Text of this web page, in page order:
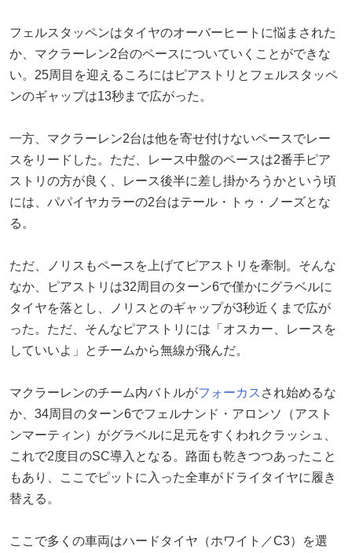
フェルスタッペンはタイヤのオーバーヒートに悩まされた
か、マクラーレン2台のペースについていくことができな
い。25周目を迎えるころにはピアストリとフェルスタッペ
ンのギャップは13秒まで広がった。
一方、マクラーレン2台は他を寄せ付けないペースでレー
スをリードした。ただ、レース中盤のペースは2番手ピア
ストリの方が良く、レース後半に差し掛かろうかという頃
には、パパイヤカラーの2台はテール・トゥ・ノーズとな
る。
ただ、ノリスもペースを上げてピアストリを牽制。そんな
なか、ピアストリは32周目のターン6で僅かにグラベルに
タイヤを落とし、ノリスとのギャップが3秒近くまで広が
った。ただ、そんなピアストリには「オスカー、レースを
していいよ」とチームから無線が飛んだ。
マクラーレンのチーム内バトルがフォーカス され始めるな
か、34周目のターン6でフェルナンド・アロンソ（アスト
ンマーティン）がグラベルに足元をすくわれクラッシュ、
これで2度目のSC導入となる。路面も乾きつつあったこと
もあり、ここでピットに入った全車がドライタイヤに履き
替える。
ここで多くの車両はハードタイヤ（ホワイト／C3）を選